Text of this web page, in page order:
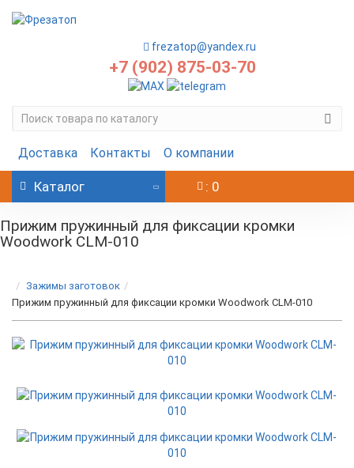
frezatop@yandex.ru
+7 (902) 875-03-70
Доставка Контакты О компании
Каталог : 0
Прижим пружинный для фиксации кромки
Woodwork CLM-010
Зажимы заготовок
Прижим пружинный для фиксации кромки Woodwork CLM-010